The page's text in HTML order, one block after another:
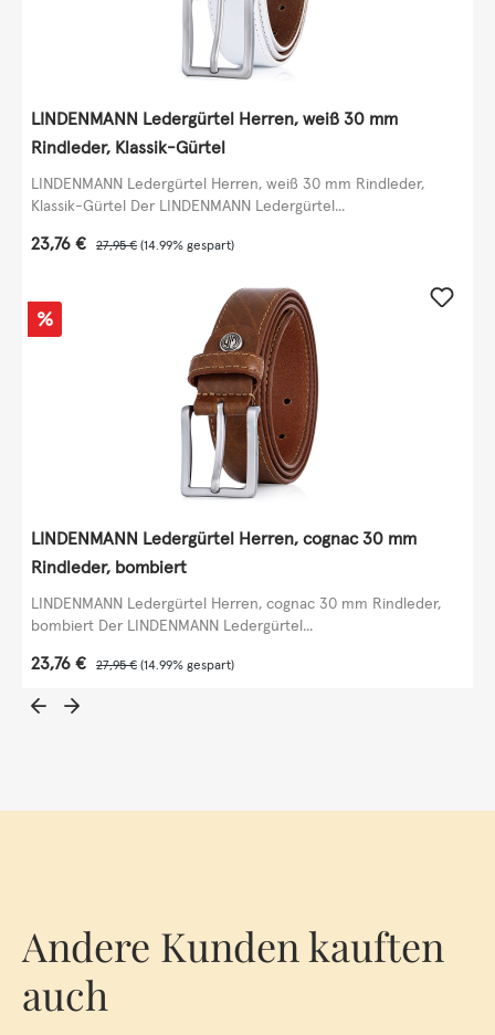
LINDENMANN Ledergürtel Herren, weiß 30 mm
Rindleder, Klassik-Gürtel
LINDENMANN Ledergürtel Herren, weiß 30 mm Rindleder,
Klassik-Gürtel Der LINDENMANN Ledergürtel...
Verkaufspreis:
23,76 € Regulärer Preis:
27,95 € (14.99% gespart)
Rabatt
%
LINDENMANN Ledergürtel Herren, cognac 30 mm
Rindleder, bombiert
LINDENMANN Ledergürtel Herren, cognac 30 mm Rindleder,
bombiert Der LINDENMANN Ledergürtel...
Verkaufspreis:
23,76 € Regulärer Preis:
27,95 € (14.99% gespart)
Andere Kunden kauften
auch